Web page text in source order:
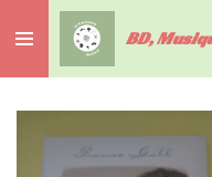
au
contenu
BD,